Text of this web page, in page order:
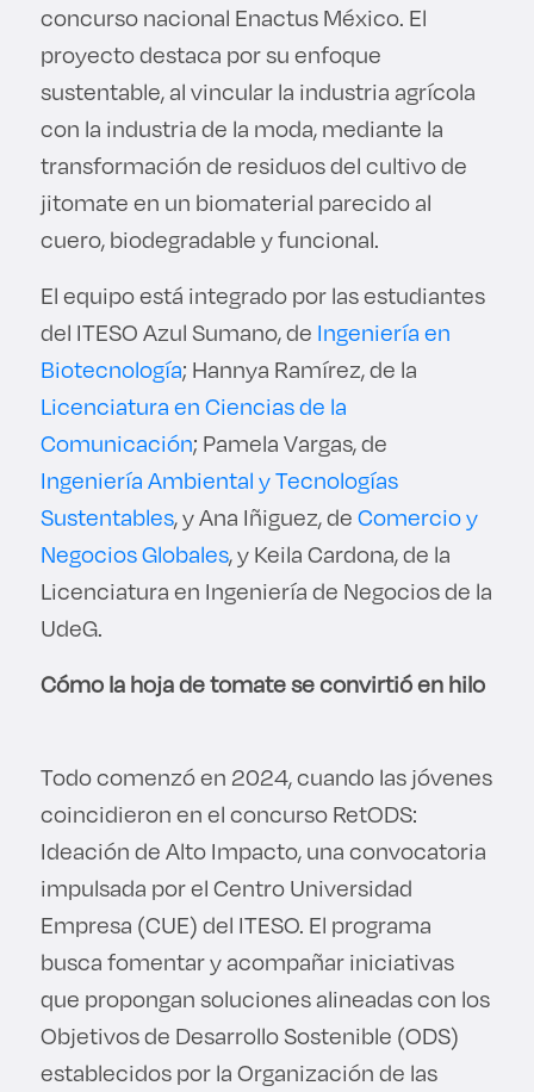
concurso nacional Enactus México. El
proyecto destaca por su enfoque
sustentable, al vincular la industria agrícola
con la industria de la moda, mediante la
transformación de residuos del cultivo de
jitomate en un biomaterial parecido al
cuero, biodegradable y funcional.
El equipo está integrado por las estudiantes
del ITESO Azul Sumano, de Ingeniería en
Biotecnología; Hannya Ramírez, de la
Licenciatura en Ciencias de la
Comunicación; Pamela Vargas, de
Ingeniería Ambiental y Tecnologías
Sustentables, y Ana Iñiguez, deComercio y
Negocios Globales, y Keila Cardona, de la
Licenciatura en Ingeniería de Negocios de la
UdeG.
Cómo la hoja de tomate se convirtió en hilo
Todo comenzó en 2024, cuando las jóvenes
coincidieron en el concurso RetODS:
Ideación de Alto Impacto, una convocatoria
impulsada por el Centro Universidad
Empresa (CUE) del ITESO. El programa
busca fomentar y acompañar iniciativas
que propongan soluciones alineadas con los
Objetivos de Desarrollo Sostenible (ODS)
establecidos por la Organización de las